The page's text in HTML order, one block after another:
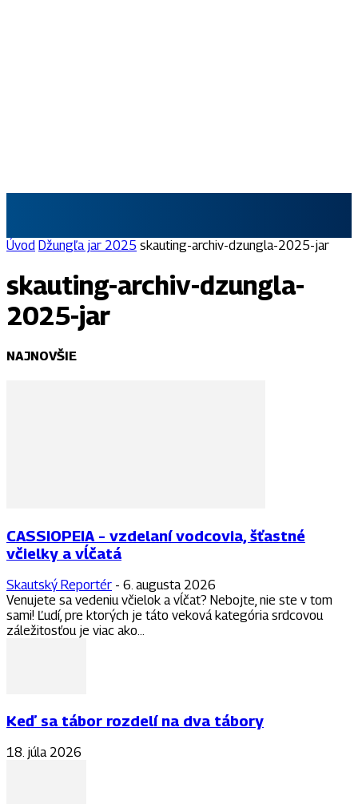
Úvod Džungľa jar 2025 skauting-archiv-dzungla-2025-jar
skauting-archiv-dzungla-
2025-jar
NAJNOVŠIE
CASSIOPEIA – vzdelaní vodcovia, šťastné
včielky a vĺčatá
Skautský Reportér - 6. augusta 2026
Venujete sa vedeniu včielok a vĺčat? Nebojte, nie ste v tom
sami! Ľudí, pre ktorých je táto veková kategória srdcovou
záležitosťou je viac ako...
Keď sa tábor rozdelí na dva tábory
18. júla 2026